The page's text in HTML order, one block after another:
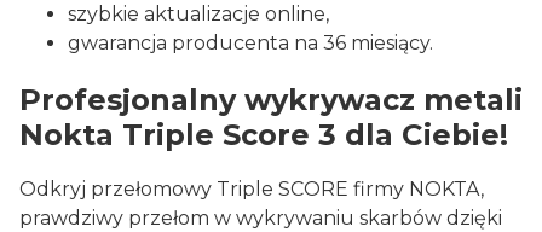
szybkie aktualizacje online,
gwarancja producenta na 36 miesiący.
Profesjonalny wykrywacz metali
Nokta Triple Score 3 dla Ciebie!
Odkryj przełomowy Triple SCORE firmy NOKTA,
prawdziwy przełom w wykrywaniu skarbów dzięki